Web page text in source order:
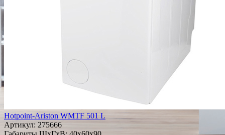
Hotpoint-Ariston WMTF 501 L
Артикул: 275666